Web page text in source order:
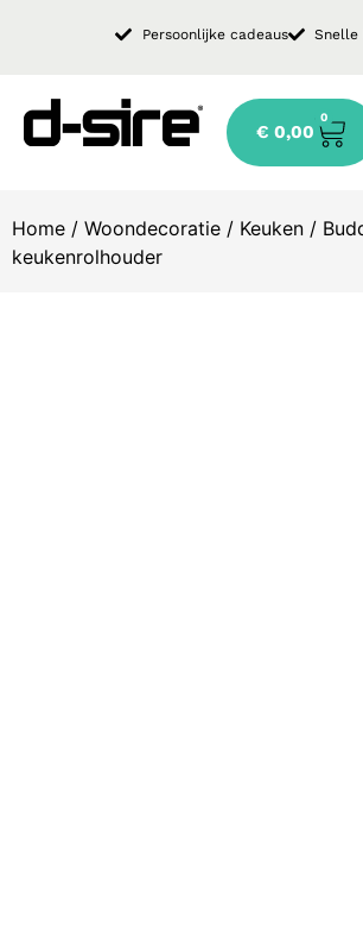
Persoonlijke cadeaus Snelle
€ 0,00
0
Home / Woondecoratie / Keuken /
keukenrolhouder